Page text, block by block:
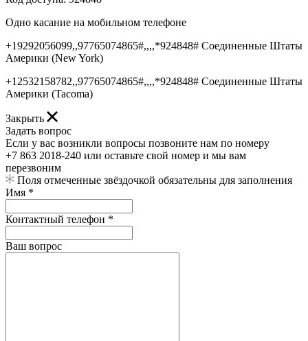
Одно касание на мобильном телефоне
+19292056099,,97765074865#,,,,*924848# Соединенные Штаты
Америки (New York)
+12532158782,,97765074865#,,,,*924848# Соединенные Штаты
Америки (Tacoma)
Закрыть
Задать вопрос
Если у вас возникли вопросы позвоните нам по номеру
+7 863 2018-240 или оставьте свой номер и мы вам
перезвоним
Поля отмеченные звёздочкой обязательны для заполнения
Имя *
Контактный телефон *
Ваш вопрос